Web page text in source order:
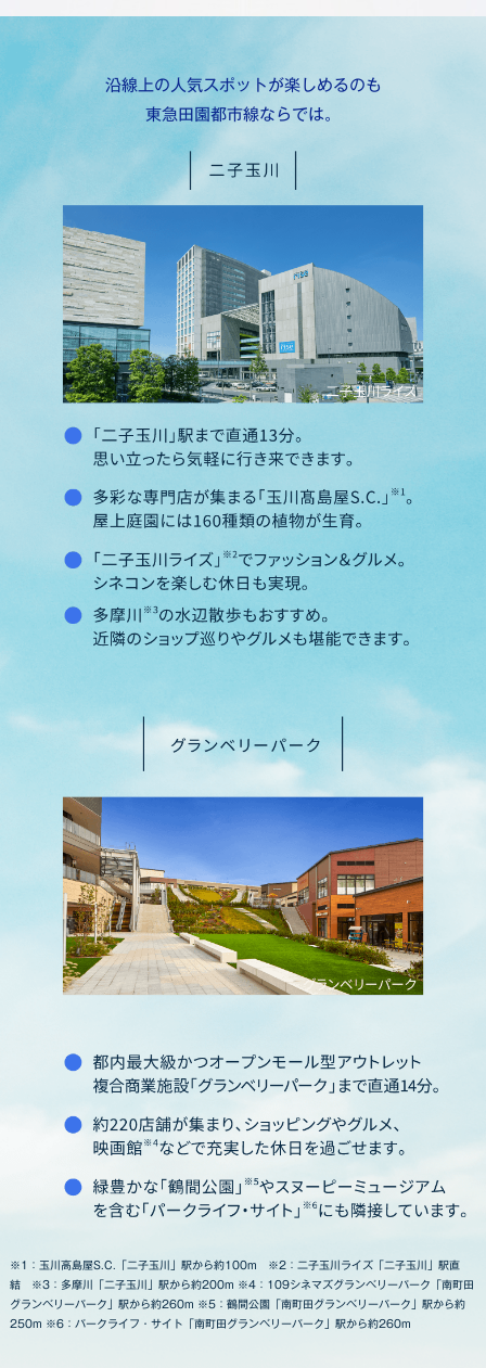
沿線上の人気スポットが楽しめるのも
東急田園都市線ならでは。
※1：玉川高島屋S.C.「二子玉川」駅から約100m ※2：二子玉川ライズ「二子玉川」駅直
結 ※3：多摩川「二子玉川」駅から約200m ※4：109シネマズグランベリーパーク「南町田
グランベリーパーク」駅から約260m ※5：鶴間公園「南町田グランベリーパーク」駅から約
250m ※6：パークライフ・サイト「南町田グランベリーパーク」駅から約260m